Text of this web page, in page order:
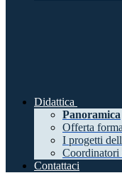
Didattica
Panoramica
Offerta
I progetti
Coordinatori
Contattaci